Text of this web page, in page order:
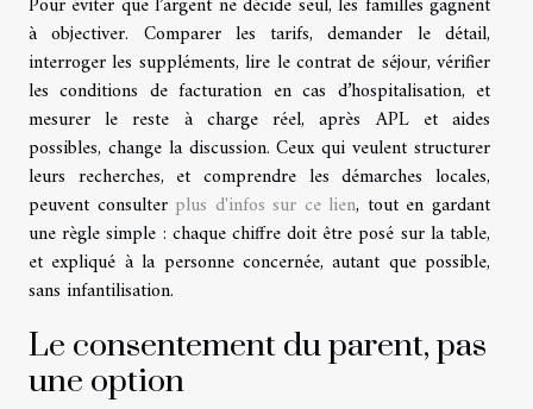
à objectiver. Comparer les tarifs, demander le détail,
interroger les suppléments, lire le contrat de séjour, vérifier
les conditions de facturation en cas d’hospitalisation, et
mesurer le reste à charge réel, après APL et aides
possibles, change la discussion. Ceux qui veulent structurer
leurs recherches, et comprendre les démarches locales,
peuvent consulter plus d'infos sur ce lien, tout en gardant
une règle simple : chaque chiffre doit être posé sur la table,
et expliqué à la personne concernée, autant que possible,
sans infantilisation.
Le consentement du parent, pas
une option